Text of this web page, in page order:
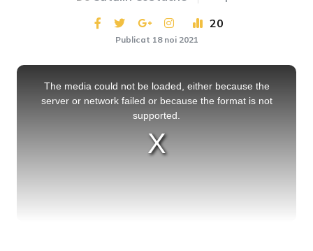
20
Publicat 18 noi 2021
This
The media could not be loaded, either because the
server or network failed or because the format is not
supported.